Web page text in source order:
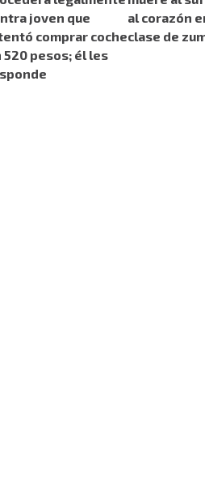
joven que
comprar coche
520 pesos; él les
al corazón
clase de